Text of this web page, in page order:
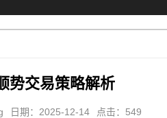
势交易策略解析
日期：2025-12-14 点击：549